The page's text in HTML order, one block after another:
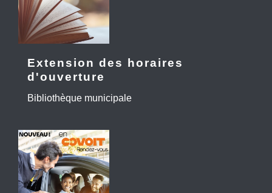
Extension des horaires
d'ouverture
Bibliothèque municipale